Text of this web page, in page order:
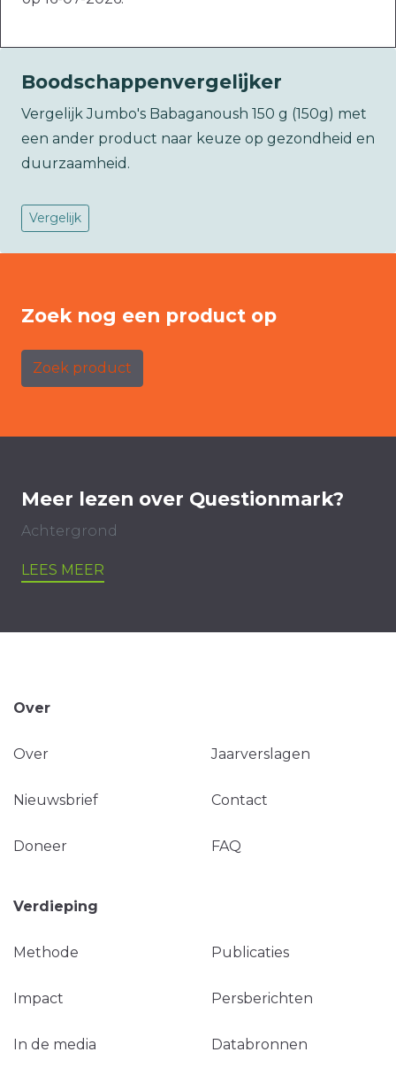
Boodschappenvergelijker
Vergelijk Jumbo's Babaganoush 150 g (150g) met
een ander product naar keuze op gezondheid en
duurzaamheid.
Vergelijk
Zoek nog een product op
Zoek product
Meer lezen over Questionmark?
Achtergrond
LEES MEER
Over
Over Jaarverslagen
Nieuwsbrief Contact
Doneer FAQ
Verdieping
Methode Publicaties
Impact Persberichten
In de media Databronnen